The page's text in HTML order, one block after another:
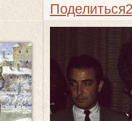
Поделиться